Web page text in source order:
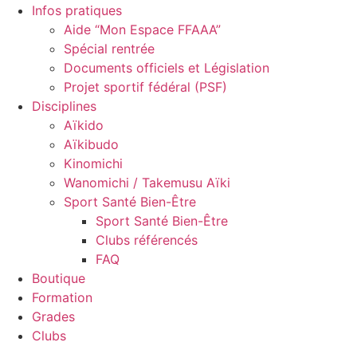
Infos pratiques
Aide “Mon Espace FFAAA”
Spécial rentrée
Documents officiels et Législation
Projet sportif fédéral (PSF)
Disciplines
Aïkido
Aïkibudo
Kinomichi
Wanomichi / Takemusu Aïki
Sport Santé Bien-Être
Sport Santé Bien-Être
Clubs référencés
FAQ
Boutique
Formation
Grades
Clubs